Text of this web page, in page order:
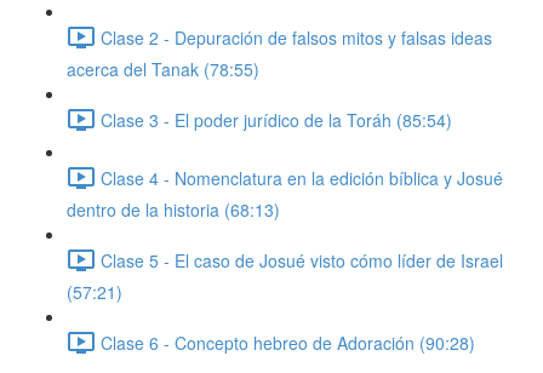
Clase 2 - Depuración de falsos mitos y falsas ideas
acerca del Tanak (78:55)
Clase 3 - El poder jurídico de la Toráh (85:54)
Clase 4 - Nomenclatura en la edición bíblica y Josué
dentro de la historia (68:13)
Clase 5 - El caso de Josué visto cómo líder de Israel
(57:21)
Clase 6 - Concepto hebreo de Adoración (90:28)